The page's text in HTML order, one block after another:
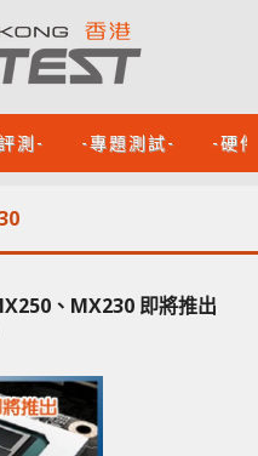
測- -專題測試- -硬
、MX230 即將推出